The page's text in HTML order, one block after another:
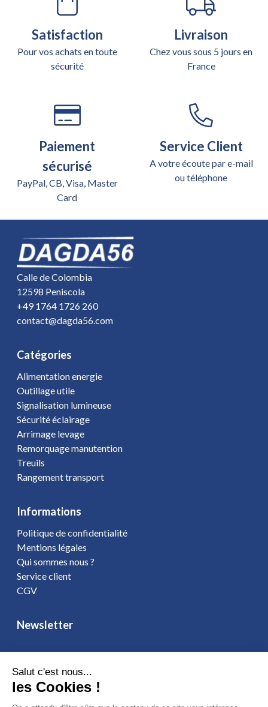
Satisfaction
Pour vos achats en toute
sécurité
Livraison
Chez vous sous 5 jours en
France
Paiement
sécurisé
PayPal, CB, Visa, Master
Card
Service Client
A votre écoute par e-mail
ou téléphone
Calle de Colombia
12598 Peniscola
+49 1764 1726 260
contact@dagda56.com
Catégories
Alimentation energie
Outillage utile
Signalisation lumineuse
Sécurité éclairage
Arrimage levage
Remorquage manutention
Treuils
Rangement transport
Informations
Politique de confidentialité
Mentions légales
Qui sommes nous ?
Service client
CGV
Newsletter
Vous affirmez avoir pris connaissance de notre
Salut c'est nous...
les Cookies !